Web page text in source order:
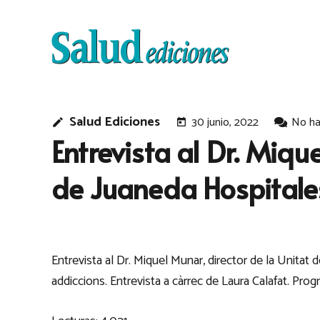
edit Salud Ediciones today 30 junio, 2022 No
Entrevista al Dr.
de Juaneda
Entrevista al Dr. Miquel Munar, director de la Unitat
addiccions. Entrevista a càrrec de Laura Calafat.